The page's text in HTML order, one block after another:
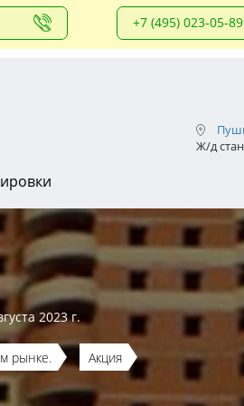
+7 (495) 023-05-89
Ж/д
2023 г.
рынке. Акция